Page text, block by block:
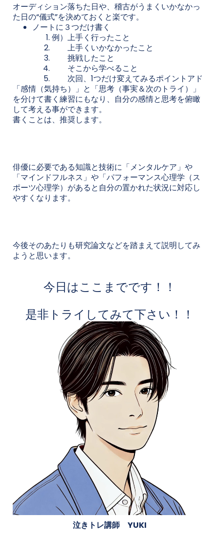
オーディション落ちた日や、稽古がうまくいかなかっ
た日の“儀式”を決めておくと楽です。
ノートに３つだけ書く
例）上手く行ったこと
上手くいかなかったこと
挑戦したこと
そこから学べること
次回、1つだけ変えてみるポイントアド
「感情（気持ち）」と「思考（事実＆次のトライ）」
を分けて書く練習にもなり、自分の感情と思考を俯瞰
して考える事ができます。
書くことは、推奨します。
俳優に必要である知識と技術に「メンタルケア」や
「マインドフルネス」や「パフォーマンス心理学（ス
ポーツ心理学）があると自分の置かれた状況に対応し
やすくなります。
今後そのあたりも研究論文などを踏まえて説明してみ
ようと思います。
今日はここまでです！！
是非トライしてみて下さい！！
泣きトレ講師 YUKI